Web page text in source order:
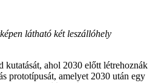
látható két leszállóhely
ahol 2030 előtt létrehoznák
prototípusát, amelyet 2030 után egy